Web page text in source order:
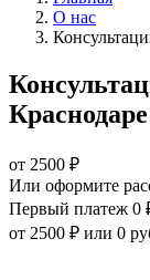
О нас
Краснодаре
от 2500 ₽
Или оформите
Первый платеж 0
от 2500 ₽ или 0